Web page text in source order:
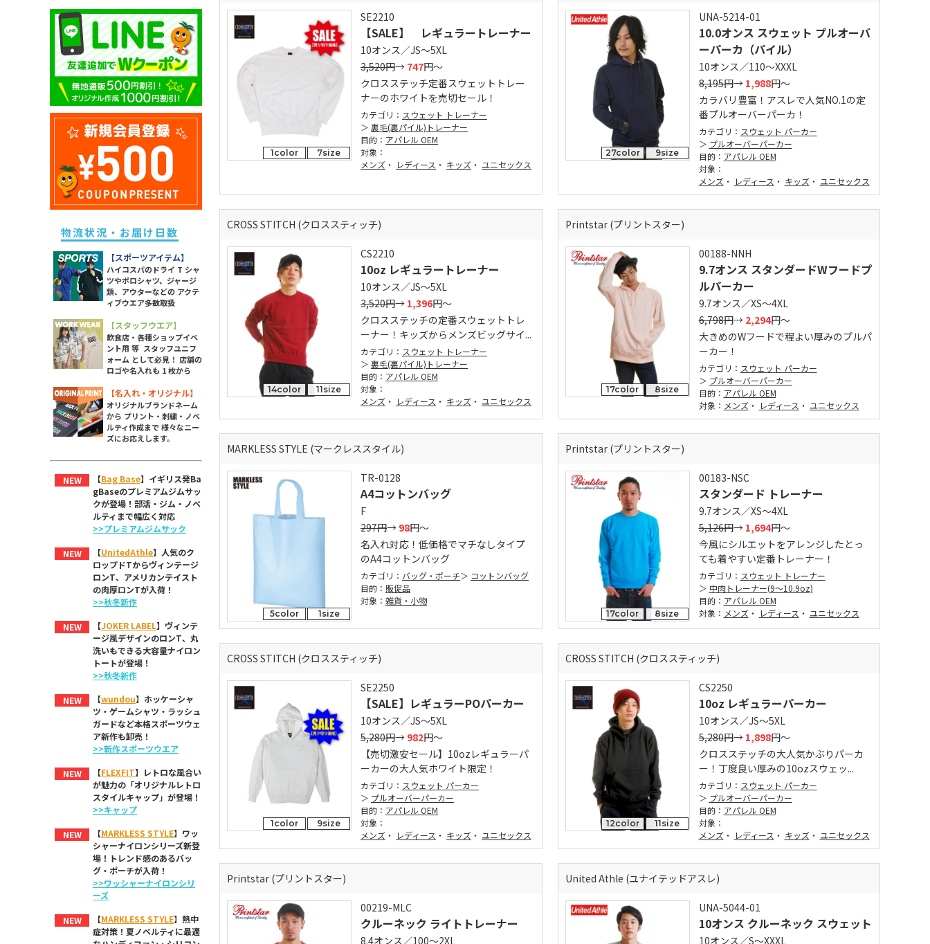
1color 7size
SE2210
【SALE】 レギュラートレーナー
10オンス／JS～5XL
3,520円→ 747円～
クロスステッチ定番スウェットトレー
ナーのホワイトを売切セール！
カテゴリ： スウェット トレーナー
裏毛(裏パイル)トレーナー
目的： アパレル OEM
対象：
メンズ ・ レディース ・ キッズ ・ ユニセックス
27color 9size
UNA-5214-01
10.0オンス スウェット プルオーバ
ーパーカ（パイル）
10オンス／110～XXXL
8,195円→ 1,988円～
カラバリ豊富！アスレで人気NO.1の定
番プルオーバーパーカ！
カテゴリ： スウェット パーカー
プルオーバーパーカー
目的： アパレル OEM
対象：
メンズ・ レディース ・ キッズ・ ユニセックス
CROSS STITCH (クロススティッチ)
14color 11size
CS2210
10oz レギュラートレーナー
10オンス／JS～5XL
3,520円→ 1,396円～
クロスステッチの定番スウェットトレ
ーナー！キッズからメンズビッグサイ...
カテゴリ： スウェット トレーナー
裏毛(裏パイル)トレーナー
目的： アパレル OEM
対象：
メンズ ・ レディース ・ キッズ ・ ユニセックス
Printstar (プリントスター)
17color 8size
00188-NNH
9.7オンス スタンダードWフードプ
ルパーカー
9.7オンス／XS～4XL
6,798円→ 2,294円～
大きめのWフードで程よい厚みのプルパ
ーカー！
カテゴリ： スウェット パーカー
プルオーバーパーカー
目的： アパレル OEM
対象： メンズ・ レディース ・ ユニセックス
MARKLESS STYLE (マークレススタイル)
5color 1size
TR-0128
A4コットンバッグ
F
297円→ 98円～
名入れ対応！低価格でマチなしタイプ
のA4コットンバッグ
カテゴリ： バッグ・ポーチ
コットンバッグ
目的： 販促品
対象： 雑貨・小物
Printstar (プリントスター)
17color 8size
00183-NSC
スタンダード トレーナー
9.7オンス／XS～4XL
5,126円→ 1,694円～
今風にシルエットをアレンジしたとっ
ても着やすい定番トレーナー！
カテゴリ： スウェット トレーナー
中肉トレーナー(9～10.9oz)
目的： アパレル OEM
対象： メンズ・ レディース ・ ユニセックス
CROSS STITCH (クロススティッチ)
1color 9size
SE2250
【SALE】レギュラーPOパーカー
10オンス／JS～5XL
5,280円→ 982円～
【売切激安セール】10ozレギュラーパ
ーカーの大人気ホワイト限定！
カテゴリ： スウェット パーカー
プルオーバーパーカー
目的： アパレル OEM
対象：
メンズ ・ レディース ・ キッズ ・ ユニセックス
CROSS STITCH (クロススティッチ)
12color 11size
CS2250
10oz レギュラーパーカー
10オンス／JS～5XL
5,280円→ 1,898円～
クロスステッチの大人気かぶりパーカ
ー！丁度良い厚みの10ozスウェッ...
カテゴリ： スウェット パーカー
プルオーバーパーカー
目的： アパレル OEM
対象：
メンズ・ レディース ・ キッズ・ ユニセックス
Printstar (プリントスター)
00219-MLC
クルーネック ライトトレーナー
8.4オンス／100～2XL
United Athle (ユナイテッドアスレ)
UNA-5044-01
10オンス クルーネック スウェット
10オンス／S～XXXL
除菌・衛生・ヘルスケアグッズ
防災グッズ
ライト
ソックス
ラッピング・ショッパー・ギフ
トバッグ・包材
イベント・観戦グッズ
パーツ・付属品
スポーツグッズ
その他雑貨
メンズ パーカー
メンズ スウェットパンツ
メンズ ボトムス
メンズ 長袖Tシャツ
メンズ スポーツアイテム
メンズ ワークウエア
メンズ アウター
メンズ タンクトップ
メンズ シャツ
キッズ ドライポロシャツ
キッズ トレーナー
キッズ パーカー
キッズ スウェットパンツ
キッズ 長袖Tシャツ
キッズ スポーツアイテム
キッズ アウター
キッズ ボトムス
レディース ポロシャツ
レディース ドライポロシャツ
レディース トレーナー
レディース パーカー
レディース スウェットパンツ
レディース 長袖Tシャツ
レディース スポーツアイテム
レディース ワークウエア
レディース シャツ
レディース アウター
レディース タンク・キャミ
レディース ボトムス
ユニセックス ドライTシャツ
ユニセックス トレーナー
ユニセックス ポロシャツ
ユニセックス パーカー
ユニセックス 長袖Tシャツ
ユニセックス スポーツアイテム
ユニセックス アウター
ユニセックス シャツ
物流状況・お届け日数
【スポーツアイテム】
ハイコスパのドライ T シャ
ツやポロシャツ、ジャージ
類、アウターなどの アクテ
ィブウエア多数取扱
【スタッフウエア】
飲食店・各種ショップイベ
ント用 等 スタッフユニフ
ォーム として必見！ 店舗の
ロゴや名入れも 1 枚から
【名入れ・オリジナル】
オリジナルブランドネーム
から プリント・刺繍・ノベ
ルティ作成まで 様々なニー
ズにお応えします。
NEW 【Bag Base】イギリス発Ba
gBaseのプレミアムジムサッ
クが登場！部活・ジム・ノベ
ルティまで幅広く対応
>>プレミアムジムサック
NEW 【UnitedAthle】人気のク
ロップドTからヴィンテージ
ロンT、アメリカンテイスト
の肉厚ロンTが入荷！
>>秋冬新作
NEW 【JOKER LABEL】ヴィンテ
ージ風デザインのロンT、丸
洗いもできる大容量ナイロン
トートが登場！
>>秋冬新作
NEW 【wundou】ホッケーシャ
ツ・ゲームシャツ・ラッシュ
ガードなど本格スポーツウェ
ア新作も卸売！
>>新作スポーツウエア
NEW 【FLEXFIT】レトロな風合い
が魅力の「オリジナルレトロ
スタイルキャップ」が登場！
>>キャップ
NEW 【MARKLESS STYLE】ワッ
シャーナイロンシリーズ新登
場！トレンド感のあるバッ
グ・ポーチが入荷！
>>ワッシャーナイロンシリ
ーズ
NEW 【MARKLESS STYLE】熱中
症対策！夏ノベルティに最適